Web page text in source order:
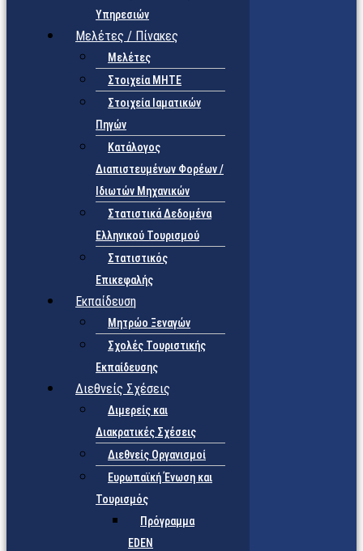
Υπηρεσιών
Μελέτες / Πίνακες
Μελέτες
Στοιχεία ΜΗΤΕ
Στοιχεία Ιαματικών
Πηγών
Κατάλογος
Διαπιστευμένων Φορέων /
Ιδιωτών Μηχανικών
Στατιστικά Δεδομένα
Ελληνικού Τουρισμού
Στατιστικός
Επικεφαλής
Εκπαίδευση
Μητρώο Ξεναγών
Σχολές Τουριστικής
Εκπαίδευσης
Διεθνείς Σχέσεις
Διμερείς και
Διακρατικές Σχέσεις
Διεθνείς Οργανισμοί
Ευρωπαϊκή Ένωση και
Τουρισμός
Πρόγραμμα
EDEN